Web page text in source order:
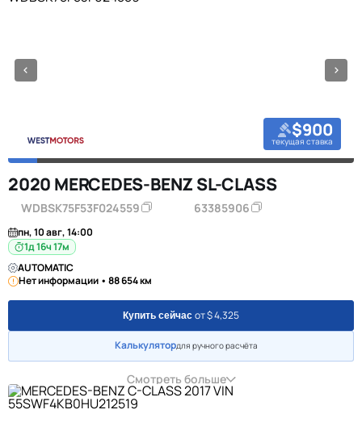
$900
текущая ставка
2020 MERCEDES-BENZ SL-CLASS
WDBSK75F53F024559 63385906
пн, 10 авг, 14:00
1д 16ч 17м
AUTOMATIC
Нет информации • 88 654 км
Купить сейчас от $ 4,325
Калькулятордля ручного расчёта
Смотреть больше